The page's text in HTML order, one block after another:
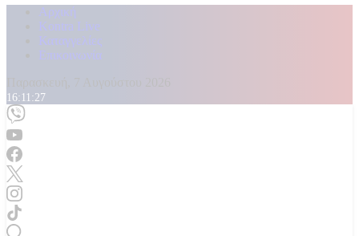
Αρχική
Kontra Live
Καταγγελίες
Επικοινωνία
16:11:30